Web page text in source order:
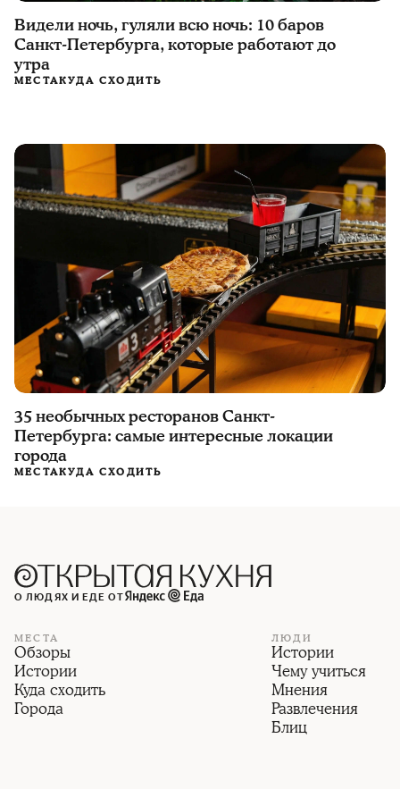
Видели ночь, гуляли всю ночь: 10 баров
Санкт-Петербурга, которые работают до
утра
МЕСТАКУДА СХОДИТЬ
35 необычных ресторанов Санкт-
Петербурга: самые интересные локации
города
МЕСТАКУДА СХОДИТЬ
О ЛЮДЯХ И ЕДЕ ОТ
МЕСТА
Обзоры
Истории
Куда сходить
Города
ЛЮДИ
Истории
Чему учиться
Мнения
Развлечения
Блиц